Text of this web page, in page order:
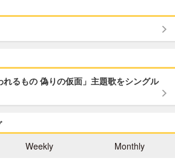
るもの 偽りの仮面」主題歌をシングル
Weekly Monthly